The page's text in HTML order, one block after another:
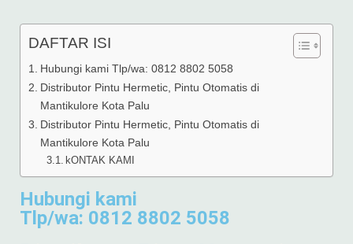
DAFTAR ISI
Hubungi kami Tlp/wa: 0812 8802 5058
Distributor Pintu Hermetic, Pintu Otomatis di
Mantikulore Kota Palu
Distributor Pintu Hermetic, Pintu Otomatis di
Mantikulore Kota Palu
kONTAK KAMI
Hubungi kami
Tlp/wa: 0812 8802 5058